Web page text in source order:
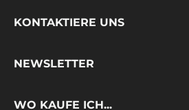
Footer
KONTAKTIERE UNS
NEWSLETTER
WO KAUFE ICH...